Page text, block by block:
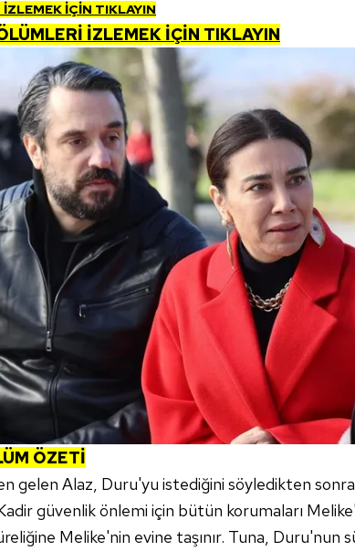
İÇİN TIKLAYIN
İZLEMEK İÇİN TIKLAYIN
ÖZETİ
gelen Alaz, Duru'yu istediğini söyledikten
güvenlik önlemi için bütün korumaları
Melike'nin evine taşınır. Tuna, Duru'nun